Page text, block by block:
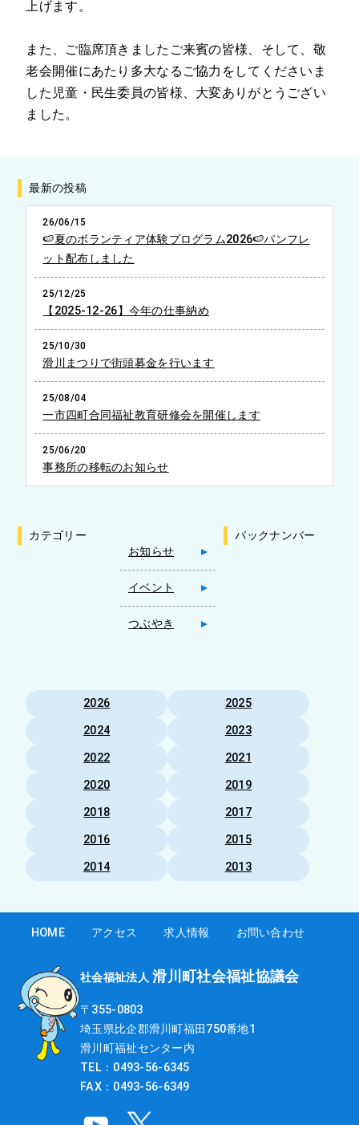
上げます。
また、ご臨席頂きましたご来賓の皆様、そして、敬
老会開催にあたり多大なるご協力をしてくださいま
した児童・民生委員の皆様、大変ありがとうござい
ました。
最新の投稿
26/06/15
🍉夏のボランティア体験プログラム2026🍉パンフレ
ット配布しました
25/12/25
【2025-12-26】今年の仕事納め
25/10/30
滑川まつりで街頭募金を行います
25/08/04
一市四町合同福祉教育研修会を開催します
25/06/20
事務所の移転のお知らせ
カテゴリー
お知らせ
イベント
つぶやき
バックナンバー
2026
2025
2024
2023
2022
2021
2020
2019
2018
2017
2016
2015
2014
2013
HOME アクセス 求人情報 お問い合わせ
社会福祉法人 滑川町社会福祉協議会
〒355-0803
埼玉県比企郡滑川町福田750番地1
滑川町福祉センター内
TEL：0493-56-6345
FAX：0493-56-6349